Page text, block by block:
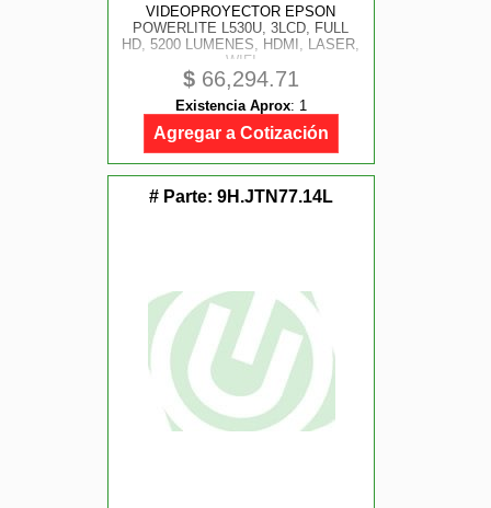
VIDEOPROYECTOR EPSON
POWERLITE L530U, 3LCD, FULL
HD, 5200 LUMENES, HDMI, LASER,
WIFI
$ 66,294.71
Existencia Aprox: 1
Agregar a Cotización
# Parte: 9H.JTN77.14L